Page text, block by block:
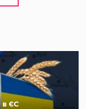
в ЄС